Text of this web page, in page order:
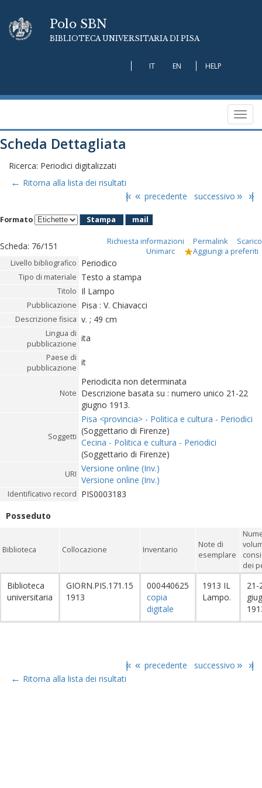
Polo SBN
BIBLIOTECA UNIVERSITARIA DI PISA
IT EN HELP
Scheda Dettagliata
Ricerca: Periodici digitalizzati
← Ritorna alla lista dei risultati
|« « precedente successivo » »|
Formato Stampa mail
Scheda: 76/151 Richiesta informazioni Permalink
Scarico
Unimarc
Aggiungi a preferiti
Livello bibliografico Periodico
Tipo di materiale Testo a stampa
Titolo Il Lampo
Pubblicazione Pisa : V. Chiavacci
Descrizione fisica v. ; 49 cm
Lingua di
pubblicazione
ita
Paese di
pubblicazione
it
Note
Periodicita non determinata
Descrizione basata su : numero unico 21-22
giugno 1913.
Soggetti
Pisa <provincia> - Politica e cultura - Periodici
(Soggettario di Firenze)
Cecina - Politica e cultura - Periodici
(Soggettario di Firenze)
URI
Versione online (Inv.)
Versione online (Inv.)
Identificativo record PIS0003183
Posseduto
Biblioteca Collocazione Inventario
Note di
esemplare
dei
Biblioteca
universitaria
GIORN.PIS.171.15
1913
000440625
copia
digitale
1913 IL
Lampo.
21-
|« « precedente successivo » »|
← Ritorna alla lista dei risultati